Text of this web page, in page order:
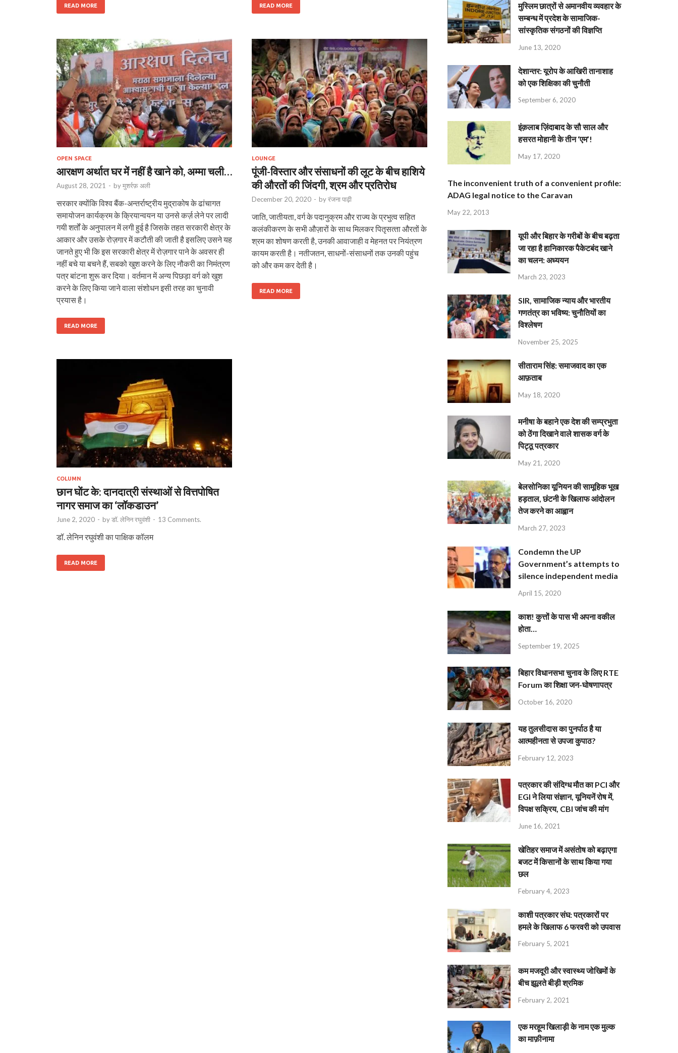
READ MORE READ MORE
OPEN SPACE
आरक्षण अर्थात घर में नहीं है खाने को, अम्मा चली…
August 28, 2021 - byमुशर्रफ़ अली
सरकार क्योंकि विश्व बैंक-अन्तर्राष्ट्रीय मुद्राकोष के ढांचागत
समायोजन कार्यक्रम के क्रियान्‍वयन या उनसे कर्ज़ लेने पर लादी
गयी शर्तों के अनुपालन में लगी हुई है जिसके तहत सरकारी क्षेत्र के
आकार और उसके रोज़गार में कटौती की जाती है इसलिए उसने यह
जानते हुए भी कि इस सरकारी क्षेत्र में रोज़गार पाने के अवसर ही
नहीं बचे या बचने हैं, सबको खुश करने के लिए नौकरी का निमंत्रण
पत्र बांटना शुरू कर दिया। वर्तमान में अन्य पिछड़ा वर्ग को खुश
करने के लिए किया जाने वाला संशोधन इसी तरह का चुनावी
प्रयास है।
READ MORE
LOUNGE
पूंजी-विस्तार और संसाधनों की लूट के बीच हाशिये
की औरतों की जिंदगी, श्रम और प्रतिरोध
December 20, 2020 - byरंजना पाढ़ी
जाति, जातीयता, वर्ग के पदानुक्रम और राज्‍य के प्रभुत्‍व सहित
कलंकीकरण के सभी औज़ारों के साथ मिलकर पितृसत्‍ता औरतों के
श्रम का शोषण करती है, उनकी आवाजाही व मेहनत पर नियंत्रण
कायम करती है। नतीजतन, साधनों-संसाधनों तक उनकी पहुंच
को और कम कर देती है।
READ MORE
COLUMN
छान घाेंट के: दानदात्री संस्थाओं से वित्तपोषित
नागर समाज का ‘लॉकडाउन’
June 2, 2020 - byडॉ. लेनिन रघुवंशी - 13 Comments.
डॉ. लेनिन रघुवंशी का पाक्षिक कॉलम
READ MORE
मुस्लिम छात्रों से अमानवीय व्यवहार के
सम्बन्ध में प्रदेश के सामाजिक-
सांस्कृतिक संगठनों की विज्ञप्ति
June 13, 2020
देशान्‍तर: यूरोप के आखिरी तानाशाह
को एक शिक्षिका की चुनौती
September 6, 2020
इंक़लाब ज़िंदाबाद के सौ साल और
हसरत मोहानी के तीन ‘एम’!
May 17, 2020
The inconvenient truth of a convenient profile:
ADAG legal notice to the Caravan
May 22, 2013
यूपी और बिहार के गरीबों के बीच बढ़ता
जा रहा है हानिकारक पैकेटबंद खाने
का चलन: अध्ययन
March 23, 2023
SIR, सामाजिक न्याय और भारतीय
गणतंत्र का भविष्य: चुनौतियों का
विश्लेषण
November 25, 2025
सीताराम सिंह: समाजवाद का एक
आफ़ताब
May 18, 2020
मनीषा के बहाने एक देश की सम्प्रभुता
को ठेंगा दिखाने वाले शासक वर्ग के
पिट्ठू पत्रकार
May 21, 2020
बेलसोनिका यूनियन की सामूहिक भूख
हड़ताल, छंटनी के खिलाफ आंदोलन
तेज करने का आह्वान
March 27, 2023
Condemn the UP
Government’s attempts to
silence independent media
April 15, 2020
काश! कुत्तों के पास भी अपना वकील
होता…
September 19, 2025
बिहार विधानसभा चुनाव के लिए RTE
Forum का शिक्षा जन-घोषणापत्र
October 16, 2020
यह तुलसीदास का पुनर्पाठ है या
आत्महीनता से उपजा कुपाठ?
February 12, 2023
पत्रकार की संदिग्ध मौत का PCI और
EGI ने लिया संज्ञान, यूनियनें रोष में,
विपक्ष सक्रिय, CBI जांच की मांग
June 16, 2021
खेतिहर समाज में असंतोष को बढ़ाएगा
बजट में किसानों के साथ किया गया
छल
February 4, 2023
काशी पत्रकार संघ: पत्रकारों पर
हमले के खिलाफ 6 फरवरी को उपवास
February 5, 2021
कम मजदूरी और स्वास्थ्य जोखिमों के
बीच झूलते बीड़ी श्रमिक
February 2, 2021
एक मरहूम खिलाड़ी के नाम एक मुल्क
का माफ़ीनामा